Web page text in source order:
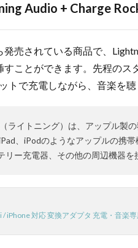
Audio + Charge
発売されている商品で、
すことができます。先程の
トで充電しながら、音楽を
ライトニング）は、アップル製
、iPodのようなアップルの携
リー充電器、その他の周辺機器を
/ iPhone 対応 変換アダプタ 充電・音楽